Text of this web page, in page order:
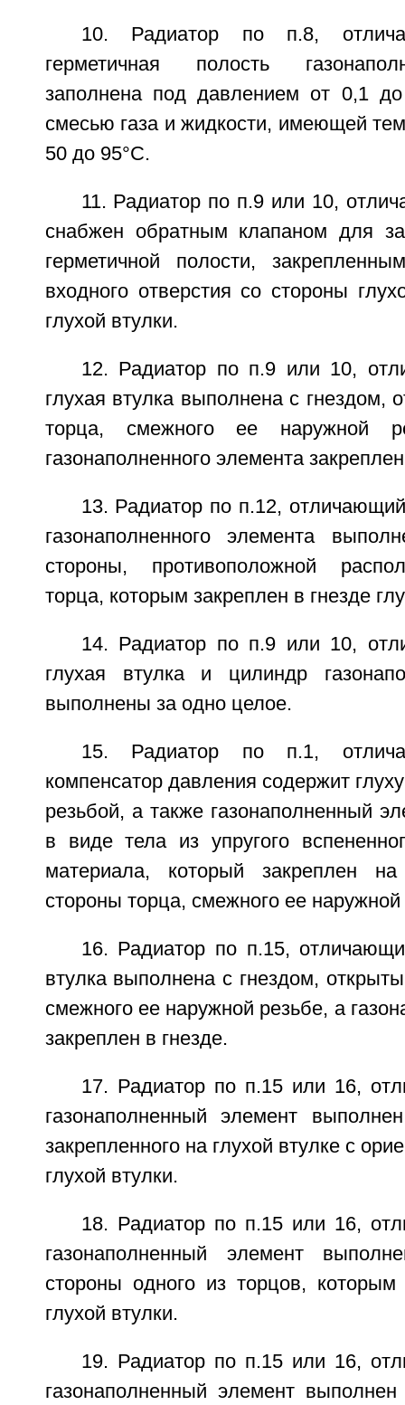
10. Радиатор по п.8,
герметичная полость
заполнена под давлением от 0,1
смесью газа и жидкости, имеющей
50 до 95°C.
11. Радиатор по п.9 или 10,
снабжен обратным клапаном для
герметичной полости,
входного отверстия со стороны
глухой втулки.
12. Радиатор по п.9 или 10,
глухая втулка выполнена с гнездом,
торца, смежного ее наружной
газонаполненного элемента
13. Радиатор по п.12,
газонаполненного элемента
стороны, противоположной
торца, которым закреплен в гнезде
14. Радиатор по п.9 или 10,
глухая втулка и цилиндр
выполнены за одно целое.
15. Радиатор по п.1,
компенсатор давления содержит
резьбой, а также газонаполненный
в виде тела из упругого
материала, который закреплен
стороны торца, смежного ее наружной
16. Радиатор по п.15,
втулка выполнена с гнездом,
смежного ее наружной резьбе, а
закреплен в гнезде.
17. Радиатор по п.15 или 16,
газонаполненный элемент
закрепленного на глухой втулке с
глухой втулки.
18. Радиатор по п.15 или 16,
газонаполненный элемент
стороны одного из торцов, которым
глухой втулки.
19. Радиатор по п.15 или 16,
газонаполненный элемент